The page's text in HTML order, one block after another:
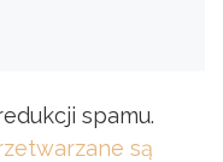
spamu.
są